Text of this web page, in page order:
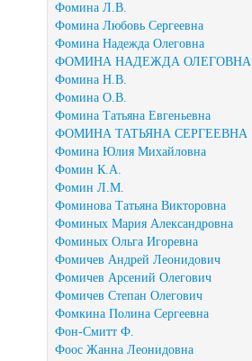
Фомина Л.В.
Фомина Любовь Сергеевна
Фомина Надежда Олеговна
ФОМИНА НАДЕЖДА ОЛЕГОВНА
Фомина Н.В.
Фомина О.В.
Фомина Татьяна Евгеньевна
ФОМИНА ТАТЬЯНА СЕРГЕЕВНА
Фомина Юлия Михайловна
Фомин К.А.
Фомин Л.М.
Фоминова Татьяна Викторовна
Фоминых Мария Александровна
Фоминых Ольга Игоревна
Фомичев Андрей Леонидович
Фомичев Арсений Олегович
Фомичев Степан Олегович
Фомкина Полина Сергеевна
Фон-Смитт Ф.
Фоос Жанна Леонидовна